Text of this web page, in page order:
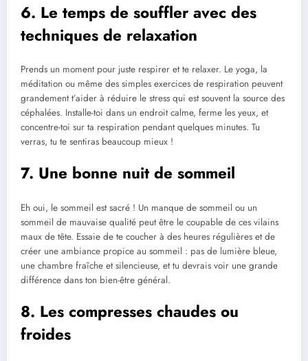
6. Le temps de souffler avec des
techniques de relaxation
Prends un moment pour juste respirer et te relaxer. Le yoga, la
méditation ou même des simples exercices de respiration peuvent
grandement t’aider à réduire le stress qui est souvent la source des
céphalées. Installe-toi dans un endroit calme, ferme les yeux, et
concentre-toi sur ta respiration pendant quelques minutes. Tu
verras, tu te sentiras beaucoup mieux !
7. Une bonne nuit de sommeil
Eh oui, le sommeil est sacré ! Un manque de sommeil ou un
sommeil de mauvaise qualité peut être le coupable de ces vilains
maux de tête. Essaie de te coucher à des heures régulières et de
créer une ambiance propice au sommeil : pas de lumière bleue,
une chambre fraîche et silencieuse, et tu devrais voir une grande
différence dans ton bien-être général.
8. Les compresses chaudes ou
froides